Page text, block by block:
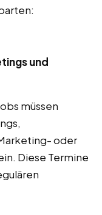
und
müssen
oder
Diese Termine